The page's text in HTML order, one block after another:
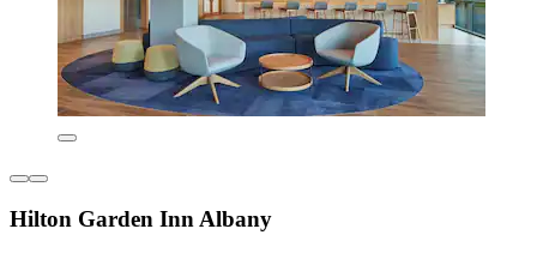
Hilton Garden Inn Albany